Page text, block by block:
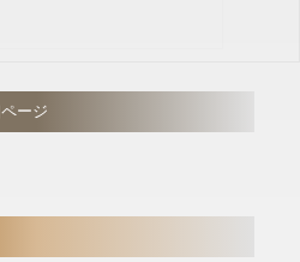
ージ